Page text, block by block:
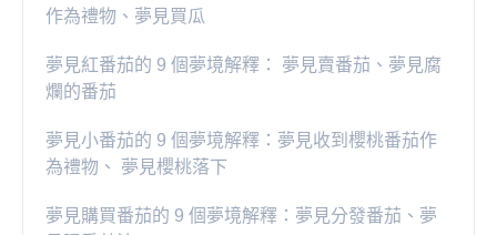
作為禮物、夢見買瓜
夢見紅番茄的 9 個夢境解釋： 夢見賣番茄、夢見腐
爛的番茄
​夢見小番茄的 9 個夢境解釋：夢見收到櫻桃番茄作
為禮物、 夢見櫻桃落下
夢見購買番茄的 9 個夢境解釋：夢見分發番茄、夢